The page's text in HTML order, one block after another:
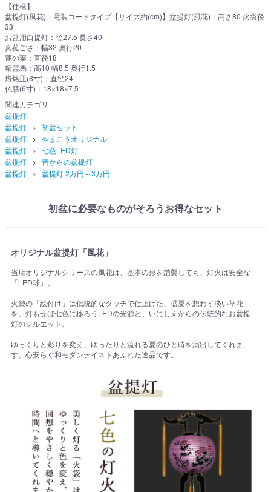
【仕様】
盆提灯(風花)：電装コードタイプ【サイズ約(cm)】盆提灯(風花)：高さ80 火袋径
33
お盆用白提灯：径27.5 長さ40
真菰ござ：幅32 奥行20
蓮の葉：直径18
精霊馬：高10 幅8.5 奥行1.5
焙烙皿(8寸)：直径24
仏膳(6寸)：18×18×7.5
関連カテゴリ
盆提灯
盆提灯
初盆セット
盆提灯
やまこうオリジナル
盆提灯
七色LED灯
盆提灯
昔からの盆提灯
盆提灯
盆提灯 2万円～3万円
初盆に必要なものがそろうお得なセット
オリジナル盆提灯「風花」
当店オリジナルシリーズの風花は、基本の形を踏襲しても、灯火は安全な
「LED球」。
火袋の「絵付け」は伝統的なタッチで仕上げた、盛夏を想わす淡い草花
を。灯もせば七色に移ろうLEDの光源と、いにしえからの伝統的なお盆提
灯のシルエット。
ゆっくりと彩りを変え、ゆったりと流れる夏のひと時を演出してくれま
す。心安らぐ和モダンテイストあふれた逸品です。